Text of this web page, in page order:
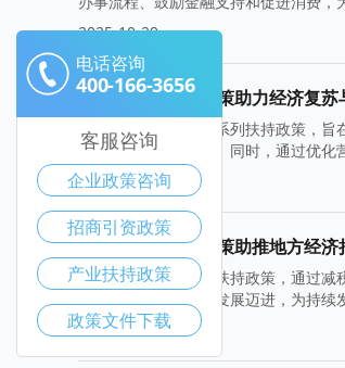
2025-10-29
济宁市政府扶持政策助力经济复苏
济宁市政府出台了一系列扶持政策，
成本，增强市场信心。同时，通过优化
2025-10-22
济宁市产业扶持政策助推地方经
济宁市积极实施产业扶持政策，通过
动地方经济向高质量发展迈进，为持续
2025-10-15
电话咨询
400-166-3656
客服咨询
企业政策咨询
招商引资政策
产业扶持政策
政策文件下载